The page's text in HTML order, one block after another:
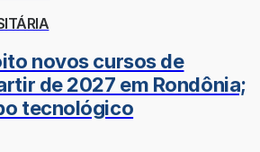
novos cursos de
de 2027 em Rondônia;
tecnológico